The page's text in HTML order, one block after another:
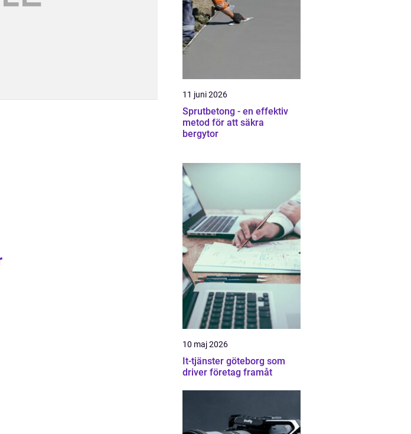
11 juni 2026
Sprutbetong - en effektiv
metod för att säkra
bergytor
10 maj 2026
It-tjänster göteborg som
driver företag framåt